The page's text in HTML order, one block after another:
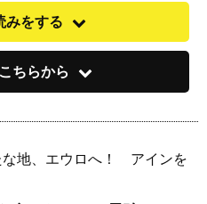
みをする
ちらから
な地、エウロへ！ アインを